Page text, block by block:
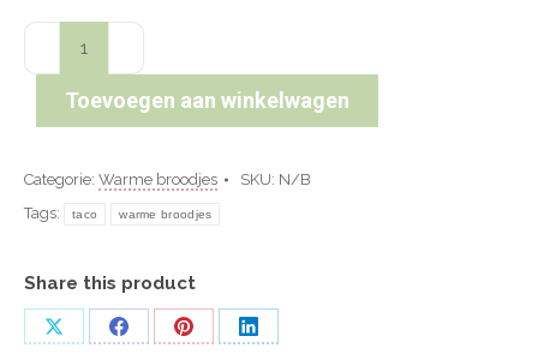
aantalToevoegen aan winkelwagen
Categorie: Warme broodjes SKU: N/B
Tags:
taco warme broodjes
Share this product
Deel
Deel
Deel
Deel